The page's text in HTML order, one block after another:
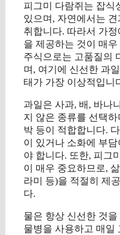
피그미 다람쥐는 잡식
있으며, 자연에서는
취합니다. 따라서 가
을 제공하는 것이 매
주식으로는 고품질의
며, 여기에 신선한 과
태가 가장 이상적입니
과일은 사과, 배, 바나
지 않은 종류를 선택
박 등이 적합합니다.
이 있거나 소화에 부
야 합니다. 또한, 피그
이 매우 중요하므로,
라미 등)을 적절히 제
다.
물은 항상 신선한 것
물병을 사용하고 매일